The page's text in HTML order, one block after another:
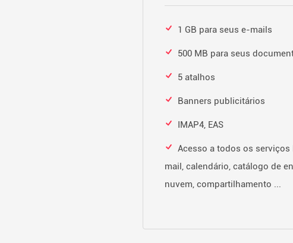
1 GB para seus e-mails
500 MB para seus
5 atalhos
Banners publicitários
IMAP4, EAS
Acesso a todos os serviços
mail, calendário, catálogo de
nuvem, compartilhamento ...